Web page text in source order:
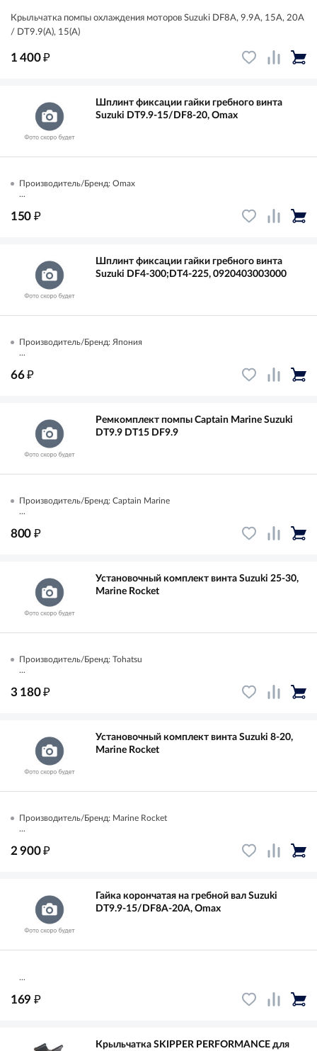
Крыльчатка помпы охлаждения моторов Suzuki DF8A, 9.9A, 15A, 20A
/ DT9.9(A), 15(A)
1 400₽
Шплинт фиксации гайки гребного винта
Suzuki DT9.9-15/DF8-20, Omax
Производитель/Бренд: Omax
...
150 ₽
Шплинт фиксации гайки гребного винта
Suzuki DF4-300;DT4-225, 0920403003000
Производитель/Бренд: Япония
...
66₽
Ремкомплект помпы Captain Marine Suzuki
DT9.9 DT15 DF9.9
Производитель/Бренд: Captain Marine
...
800 ₽
Установочный комплект винта Suzuki 25-30,
Marine Rocket
Производитель/Бренд: Tohatsu
...
3 180₽
Установочный комплект винта Suzuki 8-20,
Marine Rocket
Производитель/Бренд: Marine Rocket
...
2 900₽
Гайка корончатая на гребной вал Suzuki
DT9.9-15/DF8A-20A, Omax
...
169 ₽
Крыльчатка SKIPPER PERFORMANCE для